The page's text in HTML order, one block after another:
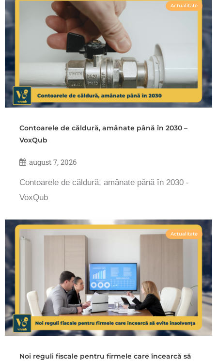
Actualitate
Contoarele de căldură, amânate până în 2030 –
VoxQub
august 7, 2026
Contoarele de căldură, amânate până în 2030 -
VoxQub
Actualitate
Noi reguli fiscale pentru firmele care încearcă să